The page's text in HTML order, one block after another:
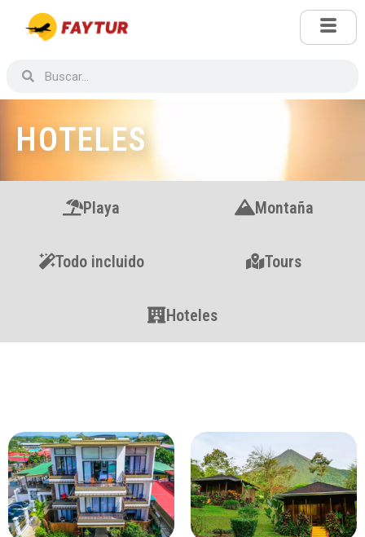
HOTELES
Playa Montaña
Todo incluido Tours
Hoteles